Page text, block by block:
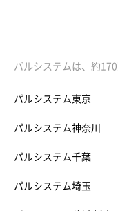
パルシステムは、約
パルシステム東京
パルシステム神奈川
パルシステム千葉
パルシステム埼玉